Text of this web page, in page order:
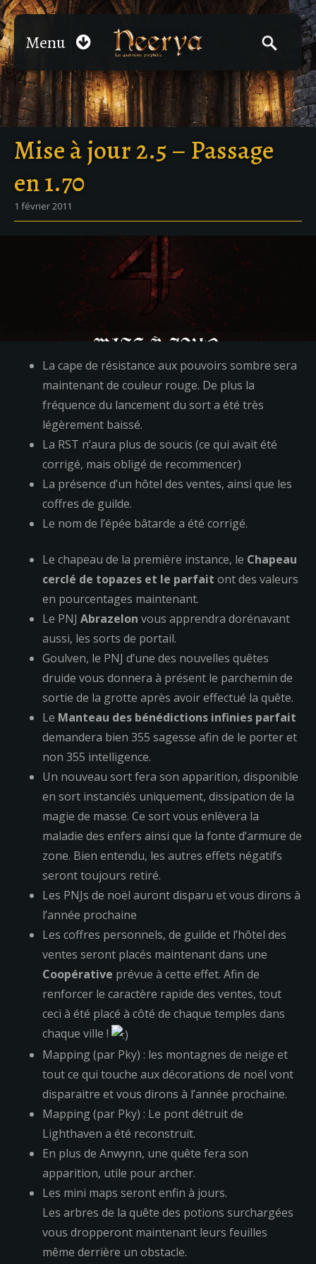
Menu
Mise à jour 2.5 – Passage
en 1.70
1 février 2011
La cape de résistance aux pouvoirs sombre sera
maintenant de couleur rouge. De plus la
fréquence du lancement du sort a été très
légèrement baissé.
La RST n’aura plus de soucis (ce qui avait été
corrigé, mais obligé de recommencer)
La présence d’un hôtel des ventes, ainsi que les
coffres de guilde.
Le nom de l’épée bâtarde a été corrigé.
Le chapeau de la première instance, le Chapeau
cerclé de topazes et le parfait ont des valeurs
en pourcentages maintenant.
Le PNJ Abrazelon vous apprendra dorénavant
aussi, les sorts de portail.
Goulven, le PNJ d’une des nouvelles quêtes
druide vous donnera à présent le parchemin de
sortie de la grotte après avoir effectué la quête.
Le Manteau des bénédictions infinies parfait
demandera bien 355 sagesse afin de le porter et
non 355 intelligence.
Un nouveau sort fera son apparition, disponible
en sort instanciés uniquement, dissipation de la
magie de masse. Ce sort vous enlèvera la
maladie des enfers ainsi que la fonte d’armure de
zone. Bien entendu, les autres effets négatifs
seront toujours retiré.
Les PNJs de noël auront disparu et vous dirons à
l’année prochaine
Les coffres personnels, de guilde et l’hôtel des
ventes seront placés maintenant dans une
Coopérative prévue à cette effet. Afin de
renforcer le caractère rapide des ventes, tout
ceci à été placé à côté de chaque temples dans
chaque ville !
Mapping (par Pky) : les montagnes de neige et
tout ce qui touche aux décorations de noël vont
disparaitre et vous dirons à l’année prochaine.
Mapping (par Pky) : Le pont détruit de
Lighthaven a été reconstruit.
En plus de Anwynn, une quête fera son
apparition, utile pour archer.
Les mini maps seront enfin à jours.
Les arbres de la quête des potions surchargées
vous dropperont maintenant leurs feuilles
même derrière un obstacle.